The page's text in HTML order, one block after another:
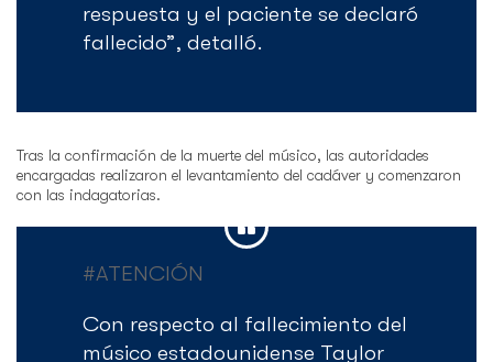
respuesta y el paciente se declaró
fallecido”, detalló.
Tras la confirmación de la muerte del músico, las autoridades
encargadas realizaron el levantamiento del cadáver y comenzaron
con las indagatorias.
#ATENCIÓN
Con respecto al fallecimiento del
músico estadounidense Taylor